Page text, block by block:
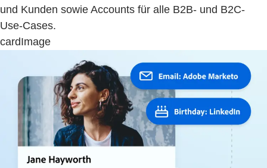
und Kunden sowie Accounts für alle B2B- und B2C-
Use-Cases.
cardImage